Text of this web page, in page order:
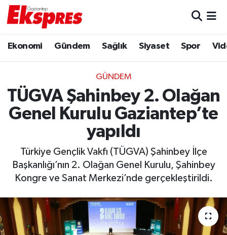
Ekonomi Gündem Sağlık Siyaset Spor
GÜNDEM
TÜGVA Şahinbey 2. Olağan
Genel Kurulu Gaziantep’te
yapıldı
Türkiye Gençlik Vakfı (TÜGVA) Şahinbey İlçe
Başkanlığı’nın 2. Olağan Genel Kurulu, Şahinbey
Kongre ve Sanat Merkezi’nde gerçekleştirildi.
Ekonomi
Gaziantep son dakika
Genel
Haberler
Magazin
Trafik Durumu
Puan Durumu ve Fikstür
Tüm Manşetler
Son Dakika Haberleri
Haber Arşivi